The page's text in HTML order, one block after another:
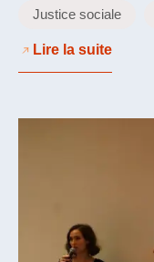
Justice sociale
Lire la suite